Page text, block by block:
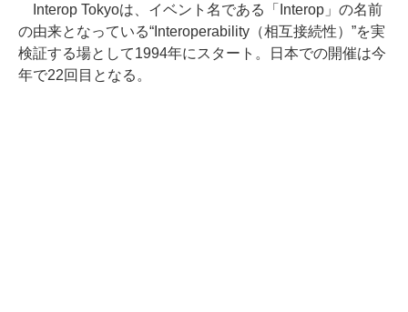
Interop Tokyoは、イベント名である「Interop」の名前
の由来となっている“Interoperability（相互接続性）”を実
検証する場として1994年にスタート。日本での開催は今
年で22回目となる。